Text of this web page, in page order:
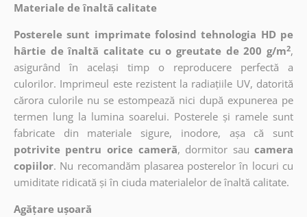
Materiale de înaltă calitate
Posterele sunt imprimate folosind tehnologia HD pe
hârtie de înaltă calitate cu o greutate de 200 g/m2,
asigurând în același timp o reproducere perfectă a
culorilor. Imprimeul este rezistent la radiațiile UV, datorită
cărora culorile nu se estompează nici după expunerea pe
termen lung la lumina soarelui. Posterele și ramele sunt
fabricate din materiale sigure, inodore, așa că sunt
potrivite pentru orice cameră, dormitor sau camera
copiilor. Nu recomandăm plasarea posterelor în locuri cu
umiditate ridicată și în ciuda materialelor de înaltă calitate.
Agățare ușoară